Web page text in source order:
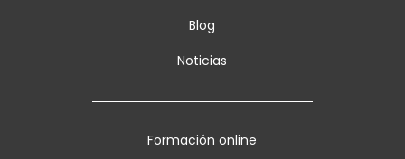
Blog
Noticias
Formación online